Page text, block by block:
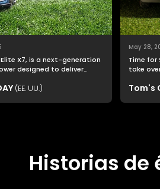
Elite X7, is a next-generation
designed to deliver
(EE. UU.)
May 28,
Time for
take
Tom's
Historias de